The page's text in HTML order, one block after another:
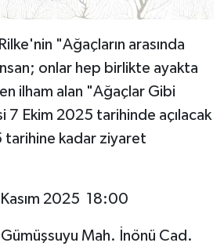
"Ağaçların arasında
onlar hep birlikte ayakta
ilham alan "Ağaçlar Gibi
7 Ekim 2025 tarihinde açılacak
tarihine kadar ziyaret
2025 18:00
Mah. İnönü Cad.